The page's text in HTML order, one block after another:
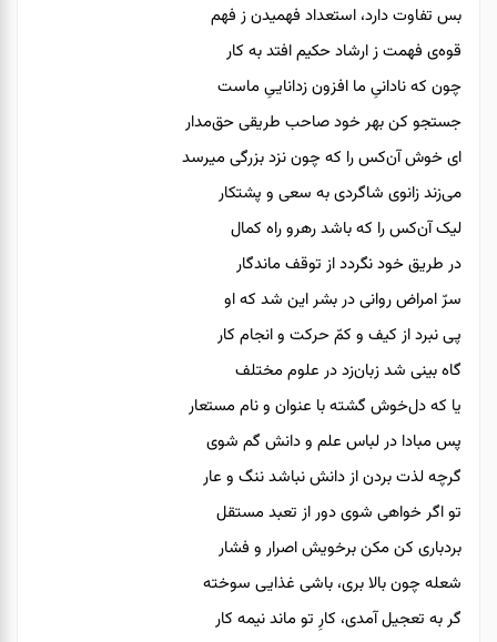
بس تفاوت دارد، استعداد فهمیدن ز فهم
قوه‌ی فهمت ز ارشاد حکیم افتد به کار
چون که نادانیِ ما افزون زداناییِ ماست
جستجو کن بهر خود صاحب طریقی حق‌مدار
ای خوش آن‌کس را که چون نزد بزرگی میرسد
می‌زند زانوی شاگردی به سعی و پشتکار
لیک آن‌کس را که باشد رهرو راه کمال
در طریق خود نگردد از توقف ماندگار
سرّ امراض روانی در بشر این شد که او
پی نبرد از کیف و کمّ حرکت و انجام کار
گاه بینی شد زبان‌زد در علوم مختلف
یا که دل‌خوش گشته با عنوان و نام مستعار
پس مبادا در لباس علم و دانش گم شوی
گرچه لذت بردن از دانش نباشد ننگ و عار
تو اگر خواهی شوی دور از تعبد مستقل
بردباری کن مکن برخویش اصرار و فشار
شعله چون بالا بری، باشی غذایی سوخته
گر به تعجیل آمدی، کارِ تو ماند نیمه کار